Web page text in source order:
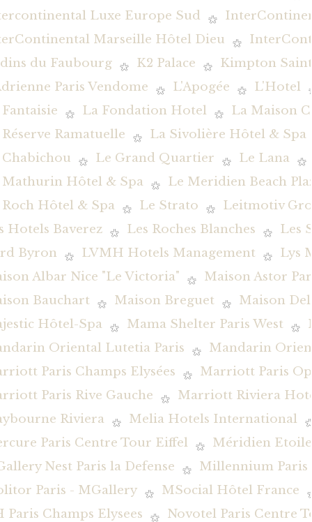
Luxe Europe Sud
Marseille Hôtel Dieu
du Faubourg
K2 Palace
Kimpton
Paris Vendome
L'Apogée
L'Hotel
La Fondation Hotel
La Maison
Ramatuelle
La Sivolière Hôtel & Spa
Le Grand Quartier
Le Lana
Mathurin Hôtel & Spa
Le Meridien Beach
Hôtel & Spa
Le Strato
Leitmotiv
Hotels Baverez
Les Roches Blanches
Les
Byron
LVMH Hotels Management
Lys
Albar Nice "Le Victoria"
Maison Astor
Bauchart
Maison Breguet
Maison
Hôtel-Spa
Mama Shelter Paris West
Oriental Lutetia Paris
Mandarin
Paris Champs Elysées
Marriott Paris
Paris Rive Gauche
Marriott Riviera
Riviera
Melia Hotels International
Paris Centre Tour Eiffel
Méridien Etoile
Nest Paris la Defense
Millennium Paris
Paris - MGallery
MSocial Hôtel France
Paris Champs Elysees
Novotel Paris Centre